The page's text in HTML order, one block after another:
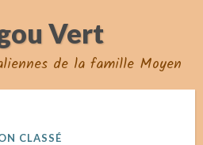
Vert
de la famille Moyen
CLASSÉ